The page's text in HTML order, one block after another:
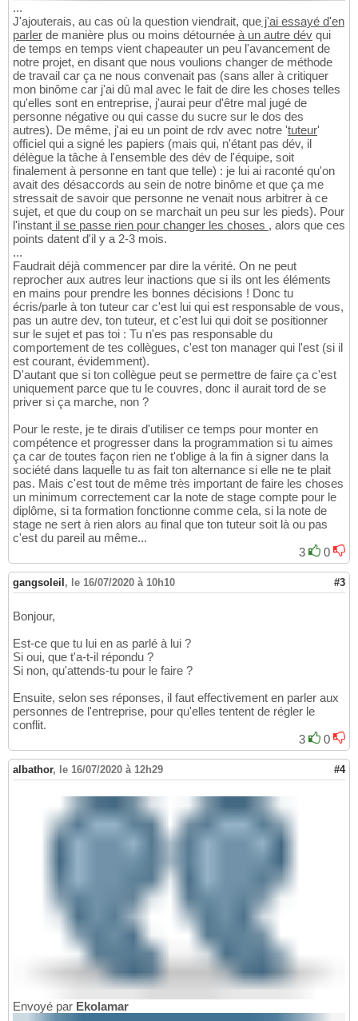
...
J'ajouterais, au cas où la question viendrait, que j'ai essayé d'en
parler de manière plus ou moins détournée à un autre dév qui
de temps en temps vient chapeauter un peu l'avancement de
notre projet, en disant que nous voulions changer de méthode
de travail car ça ne nous convenait pas (sans aller à critiquer
mon binôme car j'ai dû mal avec le fait de dire les choses telles
qu'elles sont en entreprise, j'aurai peur d'être mal jugé de
personne négative ou qui casse du sucre sur le dos des
autres). De même, j'ai eu un point de rdv avec notre 'tuteur'
officiel qui a signé les papiers (mais qui, n'étant pas dév, il
délègue la tâche à l'ensemble des dév de l'équipe, soit
finalement à personne en tant que telle) : je lui ai raconté qu'on
avait des désaccords au sein de notre binôme et que ça me
stressait de savoir que personne ne venait nous arbitrer à ce
sujet, et que du coup on se marchait un peu sur les pieds). Pour
l'instant il se passe rien pour changer les choses , alors que ces
points datent d'il y a 2-3 mois.
...
Faudrait déjà commencer par dire la vérité. On ne peut
reprocher aux autres leur inactions que si ils ont les éléments
en mains pour prendre les bonnes décisions ! Donc tu
écris/parle à ton tuteur car c'est lui qui est responsable de vous,
pas un autre dev, ton tuteur, et c'est lui qui doit se positionner
sur le sujet et pas toi : Tu n'es pas responsable du
comportement de tes collègues, c'est ton manager qui l'est (si il
est courant, évidemment).
D'autant que si ton collègue peut se permettre de faire ça c'est
uniquement parce que tu le couvres, donc il aurait tord de se
priver si ça marche, non ?
Pour le reste, je te dirais d'utiliser ce temps pour monter en
compétence et progresser dans la programmation si tu aimes
ça car de toutes façon rien ne t'oblige à la fin à signer dans la
société dans laquelle tu as fait ton alternance si elle ne te plait
pas. Mais c'est tout de même très important de faire les choses
un minimum correctement car la note de stage compte pour le
diplôme, si ta formation fonctionne comme cela, si la note de
stage ne sert à rien alors au final que ton tuteur soit là ou pas
c'est du pareil au même...
3
0
gangsoleil , le 16/07/2020 à 10h10 #3
Bonjour,
Est-ce que tu lui en as parlé à lui ?
Si oui, que t'a-t-il répondu ?
Si non, qu'attends-tu pour le faire ?
Ensuite, selon ses réponses, il faut effectivement en parler aux
personnes de l'entreprise, pour qu'elles tentent de régler le
conflit.
3
0
albathor, le 16/07/2020 à 12h29 #4
Envoyé par Ekolamar